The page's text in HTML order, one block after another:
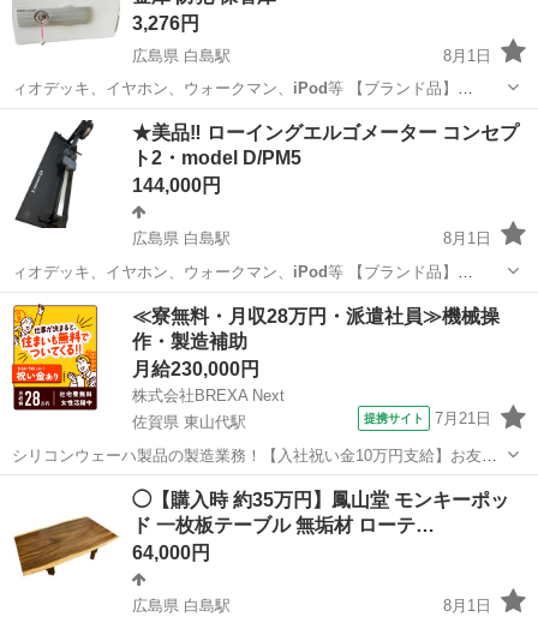
3,276円
広島県 白島駅
8月1日
ィオデッキ、イヤホン、ウォークマン、 iPod等 【ブランド品】
Vuitton、…広島市 白島駅 防災、セキュリティ 保管庫
★美品‼️ ローイングエルゴメーター コンセプ
ト2・model D/PM5
144,000円
広島県 白島駅
8月1日
ィオデッキ、イヤホン、ウォークマン、 iPod等 【ブランド品】
Vuitton、…
広島 広島市 白島駅 フィットネス、トレーニング
ローイングエルゴメーター
≪寮無料・月収28万円・派遣社員≫機械操
作・製造補助
月給230,000円
株式会社BREXA Next
佐賀県 東山代駅
提携サイト 7月21日
シリコンウェーハ製品の製造業務！【入社祝い金10万円支給】お友達
やカップルとの応募OK◎年間休日129日＆休出なしでプライベート充
実♪業務はクリーンルームで快適作業◎自社正社員登用制度あり★1食
300円～の格安食堂あり！《佐...
伊万里市 東山代駅 その他
◯【購入時 約35万円】鳳山堂 モンキーポッ
ド 一枚板テーブル 無垢材 ローテ…
64,000円
広島県 白島駅
8月1日